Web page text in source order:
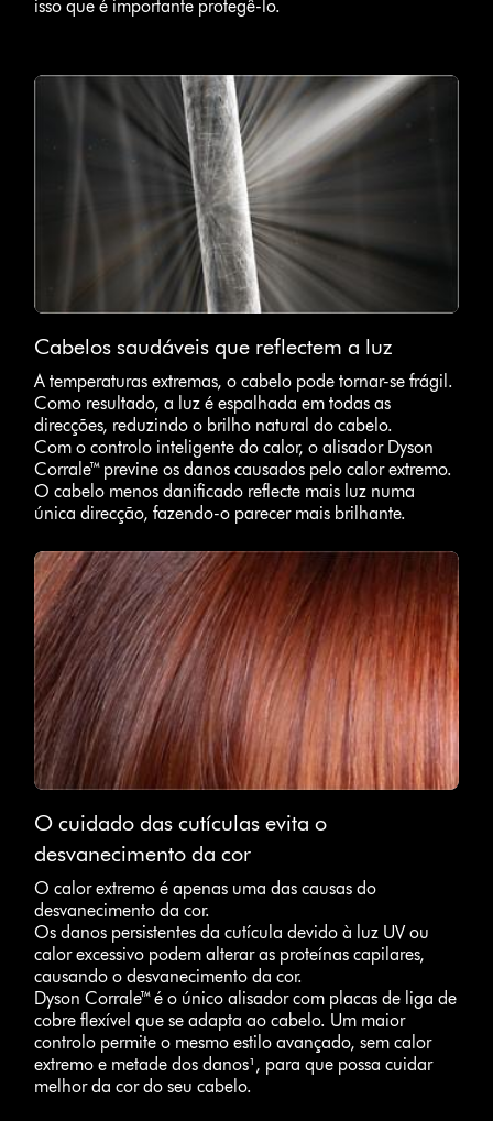
isso que é importante protegê-lo.
Cabelos saudáveis que reflectem a luz
A temperaturas extremas, o cabelo pode tornar-se frágil.
Como resultado, a luz é espalhada em todas as
direcções, reduzindo o brilho natural do cabelo.
Com o controlo inteligente do calor, o alisador Dyson
Corrale™ previne os danos causados pelo calor extremo.
O cabelo menos danificado reflecte mais luz numa
única direcção, fazendo-o parecer mais brilhante.
O cuidado das cutículas evita o
desvanecimento da cor
O calor extremo é apenas uma das causas do
desvanecimento da cor.
Os danos persistentes da cutícula devido à luz UV ou
calor excessivo podem alterar as proteínas capilares,
causando o desvanecimento da cor.
Dyson Corrale™ é o único alisador com placas de liga de
cobre flexível que se adapta ao cabelo. Um maior
controlo permite o mesmo estilo avançado, sem calor
extremo e metade dos danos¹, para que possa cuidar
melhor da cor do seu cabelo.